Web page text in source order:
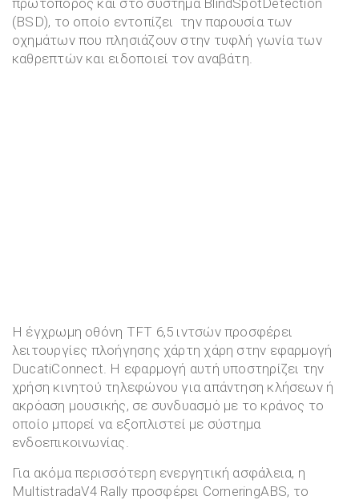
(BSD), το οποίο εντοπίζει την παρουσία των
οχημάτων που πλησιάζουν στην τυφλή γωνία των
καθρεπτών και ειδοποιεί τον αναβάτη.
Η έγχρωμη οθόνη TFT 6,5 ιντσών προσφέρει
λειτουργίες πλοήγησης χάρτη χάρη στην εφαρμογή
DucatiConnect. Η εφαρμογή αυτή υποστηρίζει την
χρήση κινητού τηλεφώνου για απάντηση κλήσεων ή
ακρόαση μουσικής, σε συνδυασμό με το κράνος το
οποίο μπορεί να εξοπλιστεί με σύστημα
ενδοεπικοινωνίας.
Για ακόμα περισσότερη ενεργητική ασφάλεια, η
MultistradaV4 Rally προσφέρει CorneringABS, το